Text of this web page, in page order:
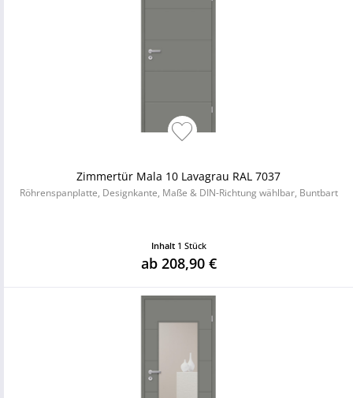
Zimmertür Mala 10 Lavagrau RAL 7037
Röhrenspanplatte, Designkante, Maße & DIN-Richtung wählbar, Buntbart
Inhalt 1 Stück
ab 208,90 €